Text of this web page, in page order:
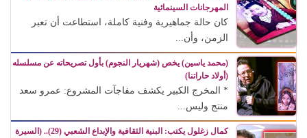
المهرجانات السينمائية
كان حالة جماهيرية وفنية كاملة، استطاعت أن تعبر
الزمن، وأن...
(محمد ياسين) يخص (شهريار النجوم) بأول تصريحاته عن مسلسله
(أولاد حاراتنا)
* المخرج الكبير يكشف مفاجآت المشروع: عمرو سعد
منتج وليس...
كمال زغلول يكتب: البنية الثقافية والإبداع الشعبي (29).. (السيرة